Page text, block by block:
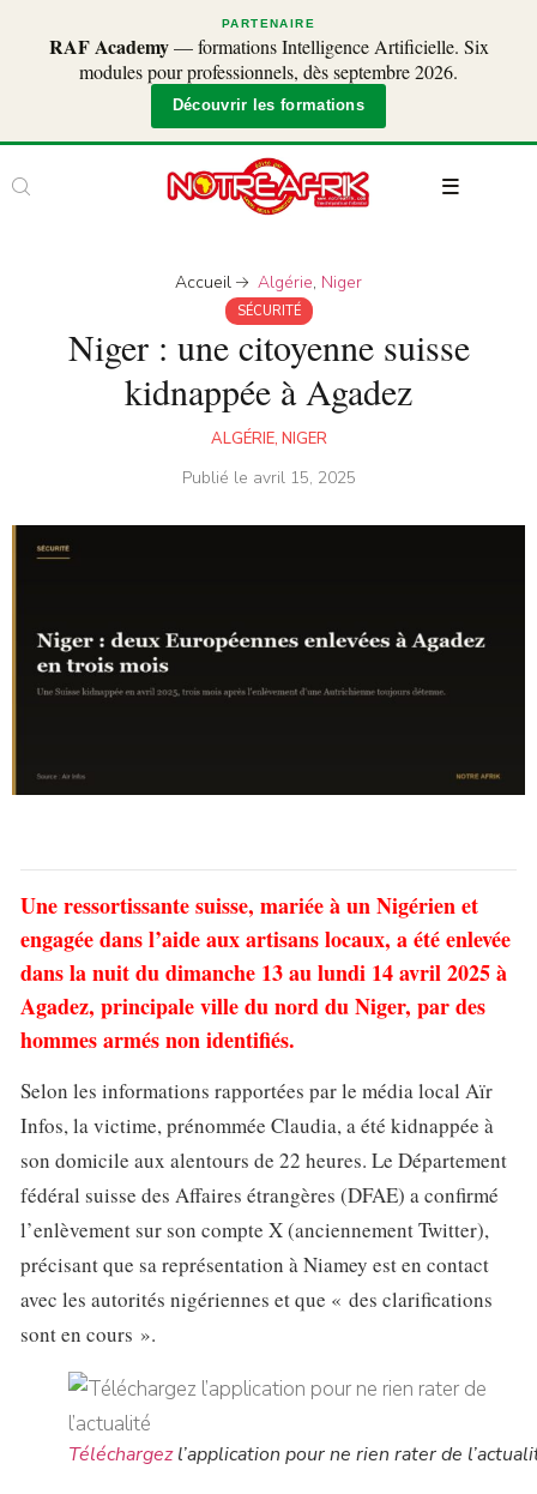
PARTENAIRE
RAF Academy— formations Intelligence Artificielle. Six
modules pour professionnels, dès septembre 2026.
Découvrir les formations
Accueil Algérie, Niger
SÉCURITÉ
Niger : une citoyenne suisse
kidnappée à Agadez
ALGÉRIE, NIGER
Publié le avril 15, 2025
Une ressortissante suisse, mariée à un Nigérien et
engagée dans l’aide aux artisans locaux, a été enlevée
dans la nuit du dimanche 13 au lundi 14 avril 2025 à
Agadez, principale ville du nord du Niger, par des
hommes armés non identifiés.
Selon les informations rapportées par le média local Aïr
Infos, la victime, prénommée Claudia, a été kidnappée à
son domicile aux alentours de 22 heures. Le Département
fédéral suisse des Affaires étrangères (DFAE) a confirmé
l’enlèvement sur son compte X (anciennement Twitter),
précisant que sa représentation à Niamey est en contact
avec les autorités nigériennes et que « des clarifications
sont en cours ».
Téléchargezl’application pour ne rien rater de